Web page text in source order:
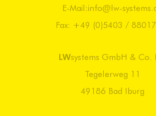
E-Mail:info@lw-
Fax: +49 (0)5403 /
LWsystems GmbH & Co.
Tegelerweg 11
49186 Bad Iburg